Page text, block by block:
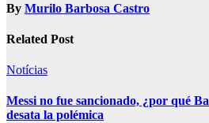
By Murilo Barbosa Castro
Related Post
Notícias
Messi no fue sancionado, ¿por qué
desata la polémica